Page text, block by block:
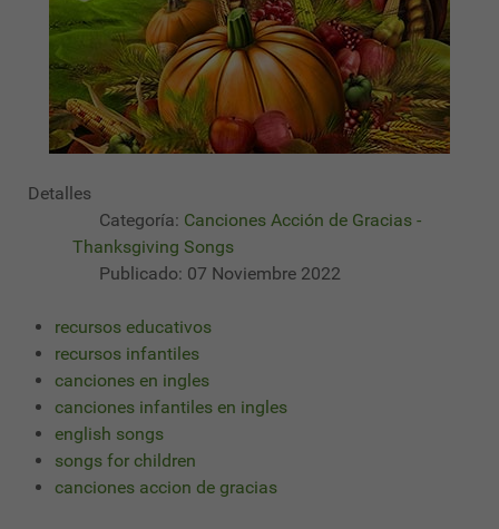
Detalles
Categoría: Canciones Acción de Gracias -
Thanksgiving Songs
Publicado: 07 Noviembre 2022
recursos educativos
recursos infantiles
canciones en ingles
canciones infantiles en ingles
english songs
songs for children
canciones accion de gracias